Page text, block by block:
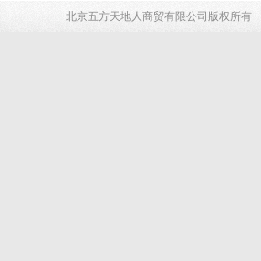
北京五方天地人商贸有限公司版权所有